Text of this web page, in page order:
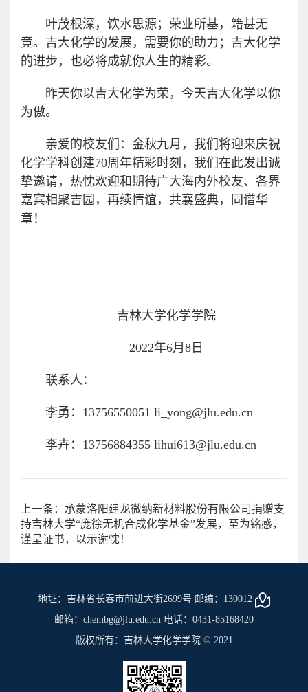
叶茂根深，饮水思源；荣业所基，籍甚无
竟。吉大化学的发展，需要你的助力；吉大化学
的进步，也必将成就你人生的精彩。
昨天你以吉大化学为荣，今天吉大化学以你
为傲。
亲爱的校友们：金秋九月，我们将迎来庆祝
化学学科创建70周年精彩时刻，我们在此发出诚
挚邀请，热忱欢迎和期待广大海内外校友、各界
嘉宾相聚吉园，再续情谊，共襄盛典，同谱华
章！
吉林大学化学学院
2022年6月8日
联系人：
李勇：13756550051 li_yong@jlu.edu.cn
李卉：13756884355 lihui613@jlu.edu.cn
上一条：承蒙洛阳建龙微纳新材料股份有限公司捐赠支
持吉林大学“庞徐无机合成化学基金”发展，至为铭感，
谨呈证书，以示谢忱！
地址：吉林省长春市前进大街2699号 邮编：130012
邮箱：chembg@jlu.edu.cn 电话：0431-85168420
版权所有：吉林大学化学学院 © 2021